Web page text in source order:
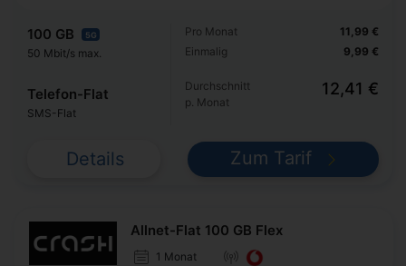
100 GB 5G
50 Mbit/s max.
Telefon-Flat
SMS-Flat
Pro Monat
Einmalig
11,99 €
9,99 €
Durchschnitt
p. Monat
12,41 €
Details Zum Tarif
Allnet-Flat 100 GB Flex
1 Monat